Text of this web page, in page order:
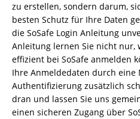
zu erstellen, sondern darum,
besten Schutz für Ihre Daten
die SoSafe Login Anleitung
Anleitung lernen Sie nicht nur,
effizient bei SoSafe anmelden
Ihre Anmeldedaten durch eine
Authentifizierung zusätzlich
dran und lassen Sie uns
einen sicheren Zugang über